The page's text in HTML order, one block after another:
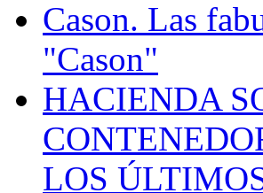
Cason. Las
"Cason"
HACIENDA
LOS